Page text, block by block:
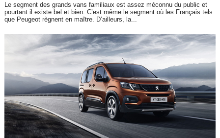
Le segment des grands vans familiaux est assez méconnu du public et
pourtant il existe bel et bien. C’est même le segment où les Français tels
que Peugeot règnent en maître. D’ailleurs, la...